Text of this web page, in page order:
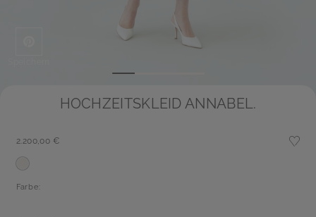
HOCHZEITSKLEID ANNABEL.
2.200,00 €
Farbe: